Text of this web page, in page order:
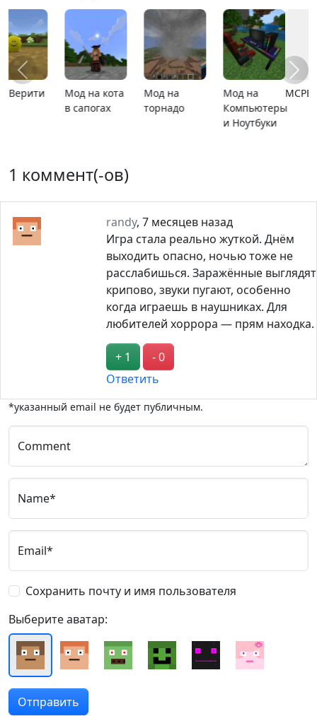
MCPE 26.13 MCPE 26.1
Карта
расширяющийся
Карта ада
1 коммент(-ов)
randy, 7 месяцев назад
Игра стала реально жуткой. Днём
выходить опасно, ночью тоже не
расслабишься. Заражённые выглядят
крипово, звуки пугают, особенно
когда играешь в наушниках. Для
любителей хоррора — прям находка.
+ 1
- 0
Ответить
*указанный email не будет публичным.
Comment
Name*
Email*
Сохранить почту и имя пользователя
Выберите аватар: